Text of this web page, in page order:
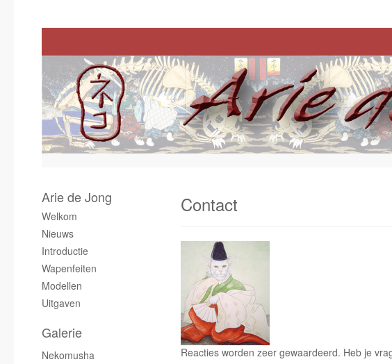
Contact
Reacties worden zeer gewaardeerd. Heb je
Arie de Jong
Welkom
Nieuws
Introductie
Wapenfeiten
Modellen
Uitgaven
Galerie
Nekomusha